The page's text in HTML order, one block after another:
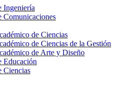
Ingeniería
Comunicaciones
de Ciencias
de Ciencias de la Gestión
de Arte y Diseño
Educación
Ciencias